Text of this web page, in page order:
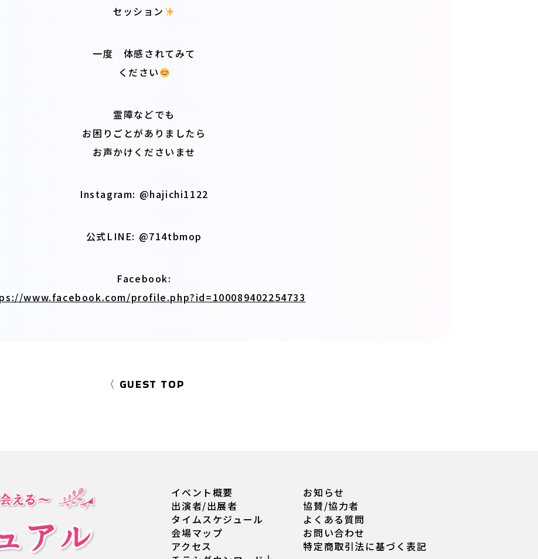
セッション
一度 体感されてみて
ください
霊障などでも
お困りごとがありましたら
お声かけくださいませ
Instagram: @hajichi1122
公式LINE: @714tbmop
Facebook:
www.facebook.com/profile.php?id=100089402254733
〈 GUEST TOP
イベント概要
出演者/出展者
タイムスケジュール
会場マップ
アクセス
お知らせ
協賛/協力者
よくある質問
お問い合わせ
特定商取引法に基づく表記